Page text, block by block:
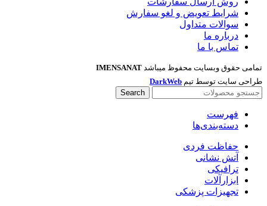
شرایط تعویض و لغو سفارش
سوالات متداول
درباره ما
تماس با ما
تمامی حقوق وبسایت محفوظ میباشد IMENSANAT
طراحی سایت توسط تیم DarkWeb
Search
فهرست
دسته‌بندی‌ها
حفاظت فردی
آتش نشانی
ترافیکی
ابزارآلات
تجهیزات پزشکی